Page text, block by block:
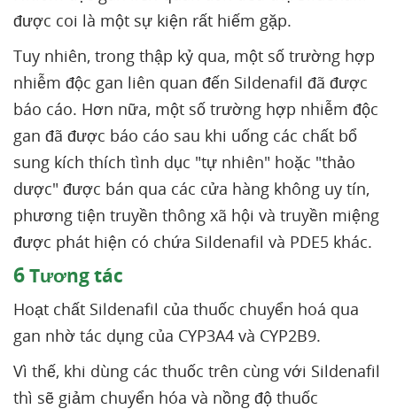
được coi là một sự kiện rất hiếm gặp.
Tuy nhiên, trong thập kỷ qua, một số trường hợp
nhiễm độc gan liên quan đến Sildenafil đã được
báo cáo. Hơn nữa, một số trường hợp nhiễm độc
gan đã được báo cáo sau khi uống các chất bổ
sung kích thích tình dục "tự nhiên" hoặc "thảo
dược" được bán qua các cửa hàng không uy tín,
phương tiện truyền thông xã hội và truyền miệng
được phát hiện có chứa Sildenafil và PDE5 khác.
6Tương tác
Hoạt chất Sildenafil của thuốc chuyển hoá qua
gan nhờ tác dụng của CYP3A4 và CYP2B9.
Vì thế, khi dùng các thuốc trên cùng với Sildenafil
thì sẽ giảm chuyển hóa và nồng độ thuốc